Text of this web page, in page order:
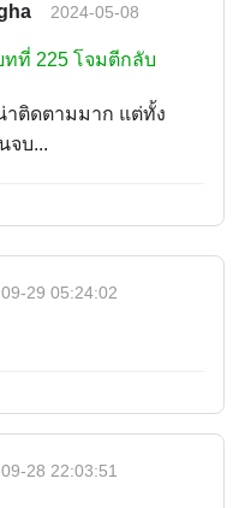
2024-05-08
ทที่ 225 โจมตีกลับ
าติดตามมาก แต่ทั้ง
จบ...
29 05:24:02
28 22:03:51